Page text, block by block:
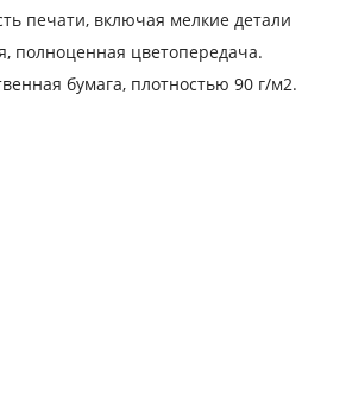
печати, включая мелкие детали
полноценная цветопередача.
бумага, плотностью 90 г/м2.